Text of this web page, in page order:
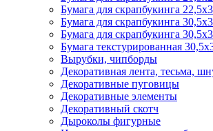
Бумага для скрапбукинга
Бумага для скрапбукинга
Бумага для скрапбукинга
Бумага текстурированная
Вырубки, чипборды
Декоративная лента, тесьма,
Декоративные пуговицы
Декоративные элементы
Декоративный скотч
Дыроколы фигурные